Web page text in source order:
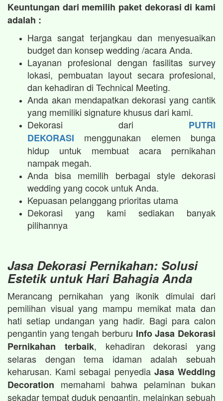
Keuntungan dari memilih paket dekorasi di kami
adalah :
Harga sangat terjangkau dan menyesuaikan
budget dan konsep wedding /acara Anda.
Layanan profesional dengan fasilitas survey
lokasi, pembuatan layout secara profesional,
dan kehadiran di Technical Meeting.
Anda akan mendapatkan dekorasi yang cantik
yang memiliki signature khusus dari kami.
Dekorasi dari PUTRI
DEKORASI menggunakan elemen bunga
hidup untuk membuat acara pernikahan
nampak megah.​
Anda bisa memilih berbagai style dekorasi
wedding yang cocok untuk Anda.
Kepuasan pelanggang prioritas utama
Dekorasi yang kami sediakan banyak
pilihannya
Jasa Dekorasi Pernikahan: Solusi
Estetik untuk Hari Bahagia Anda
Merancang pernikahan yang ikonik dimulai dari
pemilihan visual yang mampu memikat mata dan
hati setiap undangan yang hadir. Bagi para calon
pengantin yang tengah berburu Info Jasa Dekorasi
Pernikahan terbaik, kehadiran dekorasi yang
selaras dengan tema idaman adalah sebuah
keharusan. Kami sebagai penyedia Jasa Wedding
Decoration memahami bahwa pelaminan bukan
sekadar tempat duduk pengantin, melainkan sebuah